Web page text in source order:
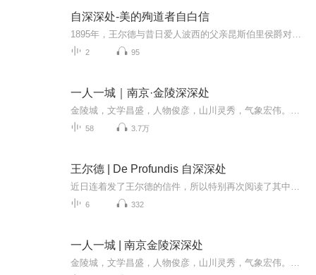
自深深处-美的殉道者自白信
2 95
一人一城｜南京·金陵深深处
58 3.7万
王尔德 | De Profundis 自深深处
6 332
一人一城 | 南京金陵深深处